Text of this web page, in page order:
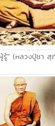
รู้" (หลวงปู่ชา สุ